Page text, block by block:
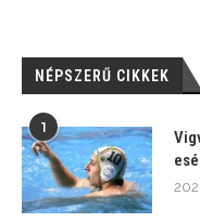
NÉPSZERŰ CIKKEK
1